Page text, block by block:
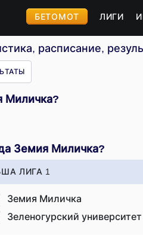
БЕТОМОТ ЛИГИ
расписание,
Миличка?
Земия Миличка?
ЛИГА 1
Земия Миличка
Зеленогурский университет